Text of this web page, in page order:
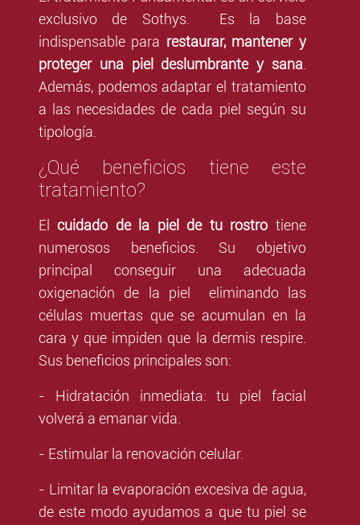
exclusivo de Sothys. Es la base
indispensable para restaurar, mantener y
proteger una piel deslumbrante y sana
Además, podemos adaptar el tratamiento
a las necesidades de cada piel según su
tipología.
¿Qué beneficios tiene este
tratamiento?
Elcuidado de la piel de tu rostro tiene
numerosos beneficios. Su objetivo
principal conseguir una adecuada
oxigenación de la piel eliminando las
células muertas que se acumulan en la
cara y que impiden que la dermis respire.
Sus beneficios principales son:
- Hidratación inmediata: tu piel facial
volverá a emanar vida.
- Estimular la renovación celular.
- Limitar la evaporación excesiva de agua,
de este modo ayudamos a que tu piel se